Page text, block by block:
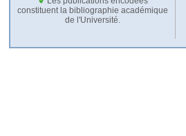
constituent la bibliographie académique
de l'Université.